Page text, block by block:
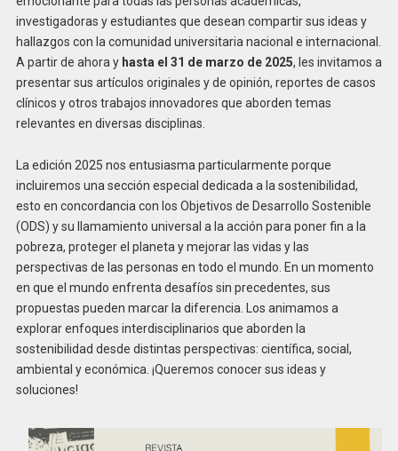
investigadoras y estudiantes que desean compartir sus ideas y
hallazgos con la comunidad universitaria nacional e internacional.
A partir de ahora y hasta el 31 de marzo de 2025, les invitamos a
presentar sus artículos originales y de opinión, reportes de casos
clínicos y otros trabajos innovadores que aborden temas
relevantes en diversas disciplinas.
La edición 2025 nos entusiasma particularmente porque
incluiremos una sección especial dedicada a la sostenibilidad,
esto en concordancia con los Objetivos de Desarrollo Sostenible
(ODS) y su llamamiento universal a la acción para poner fin a la
pobreza, proteger el planeta y mejorar las vidas y las
perspectivas de las personas en todo el mundo. En un momento
en que el mundo enfrenta desafíos sin precedentes, sus
propuestas pueden marcar la diferencia. Los animamos a
explorar enfoques interdisciplinarios que aborden la
sostenibilidad desde distintas perspectivas: científica, social,
ambiental y económica. ¡Queremos conocer sus ideas y
soluciones!